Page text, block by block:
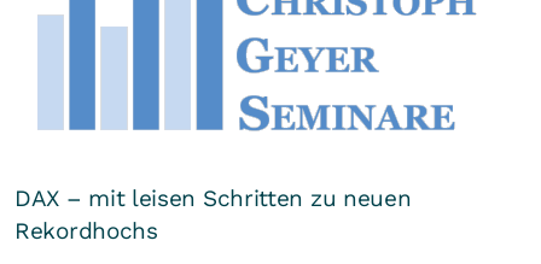
DAX – mit leisen Schritten zu neuen
Rekordhochs